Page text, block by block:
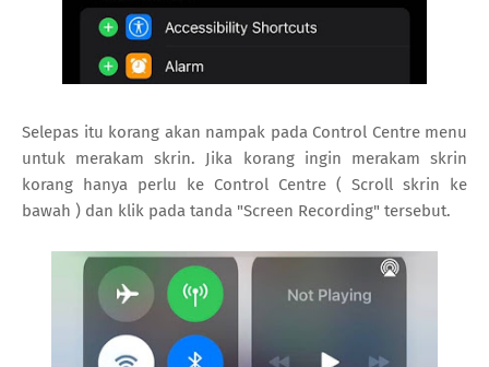
Selepas itu korang akan nampak pada Control Centre menu
untuk merakam skrin. Jika korang ingin merakam skrin
korang hanya perlu ke Control Centre ( Scroll skrin ke
bawah ) dan klik pada tanda "Screen Recording" tersebut.